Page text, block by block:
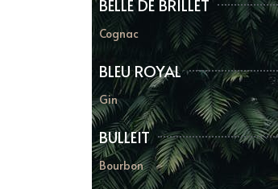
BELLE DE BRILLET
Cognac
BLEU ROYAL
Gin
BULLEIT
Bourbon